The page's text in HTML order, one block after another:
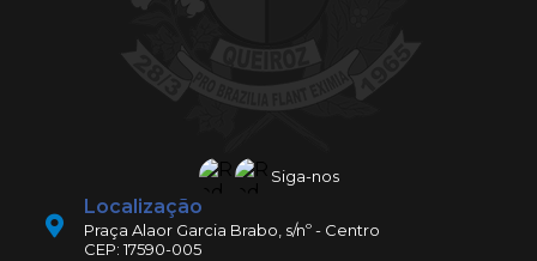
Siga-nos
Localização
Praça Alaor Garcia Brabo, s/nº - Centro
CEP: 17590-005